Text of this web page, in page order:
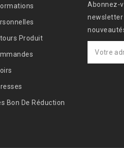
Produit
Bon De Réduction
Abonnez-